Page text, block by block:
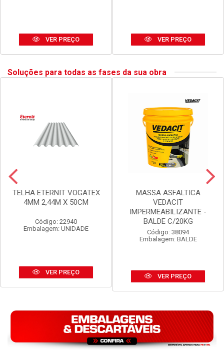
VER PREÇO VER PREÇO
Soluções para todas as fases da sua obra
TELHA ETERNIT VOGATEX
4MM 2,44M X 50CM
Código: 22940
Embalagem: UNIDADE
VER PREÇO
MASSA ASFALTICA
VEDACIT
IMPERMEABILIZANTE -
BALDE C/20KG
Código: 38094
Embalagem: BALDE
VER PREÇO